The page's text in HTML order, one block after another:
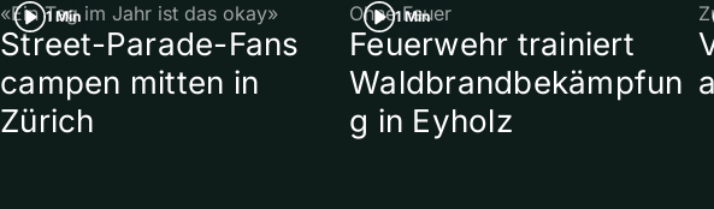
1 Min
«Ein Tag im Jahr ist das okay»
Street-Parade-Fans
campen mitten in
Zürich
1 Min
Ohne Feuer
Feuerwehr trainiert
Waldbrandbekämpfun
g in Eyholz